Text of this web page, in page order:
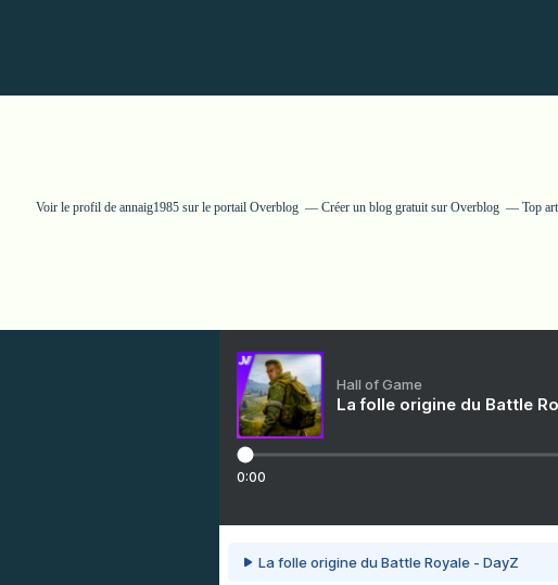
Voir le profil de annaig1985 sur le portail Overblog Créer un blog gratuit sur Overblog Top
Hall of Game
La folle origine du Battle
0:00
La folle origine du Battle Royale - DayZ